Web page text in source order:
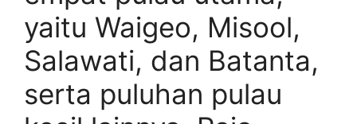
yaitu Waigeo, Misool,
Salawati, dan Batanta,
serta puluhan pulau